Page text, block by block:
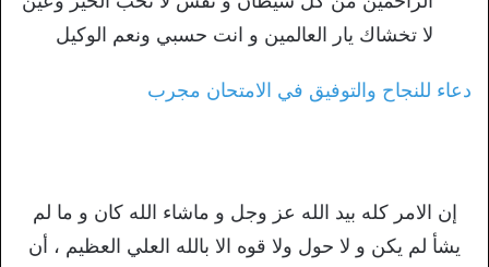
لا تخشاك يار العالمين و انت حسبي ونعم الوكيل
دعاء للنجاح والتوفيق في الامتحان مجرب
إن الامر كله بيد الله عز وجل و ماشاء الله كان و ما لم
يشأ لم يكن و لا حول ولا قوه الا بالله العلي العظيم ، أن